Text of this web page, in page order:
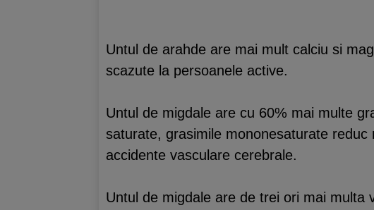
Untul de arahde are mai mult calciu si
scazute la persoanele active.
Untul de migdale are cu 60% mai multe
saturate, grasimile mononesaturate
accidente vasculare cerebrale.
Untul de migdale are de trei ori mai multa